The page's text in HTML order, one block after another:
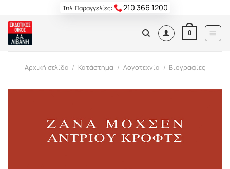
content
Τηλ. Παραγγελίες: 210 366 1200
0
Αρχική σελίδα / Κατάστημα / Λογοτεχνία / Βιογραφίες